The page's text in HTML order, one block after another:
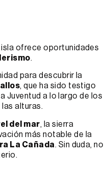
ofrece oportunidades
.
para descubrir la
, que ha sido testigo
Juventud a lo largo de los
las alturas.
del mar, la sierra
más notable de la
La Cañada. Sin duda, no